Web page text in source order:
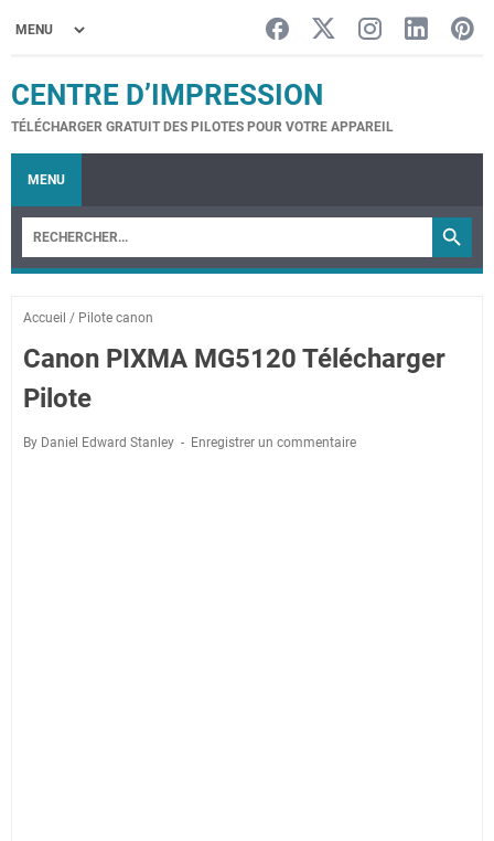
CENTRE D’IMPRESSION
TÉLÉCHARGER GRATUIT DES PILOTES POUR VOTRE APPAREIL
MENU
Accueil / Pilote canon
Canon PIXMA MG5120 Télécharger
Pilote
By Daniel Edward Stanley Enregistrer un commentaire